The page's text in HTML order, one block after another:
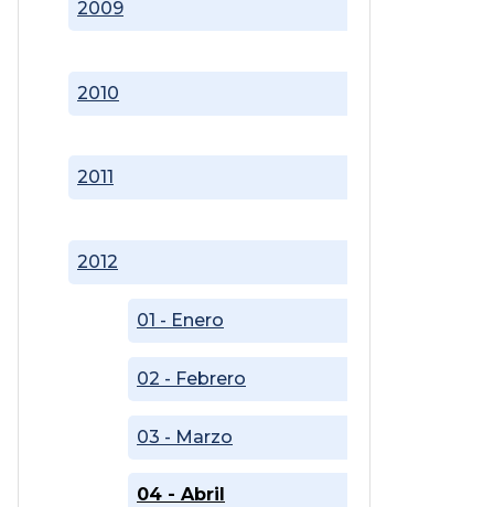
2009
2010
2011
2012
01 - Enero
02 - Febrero
03 - Marzo
04 - Abril